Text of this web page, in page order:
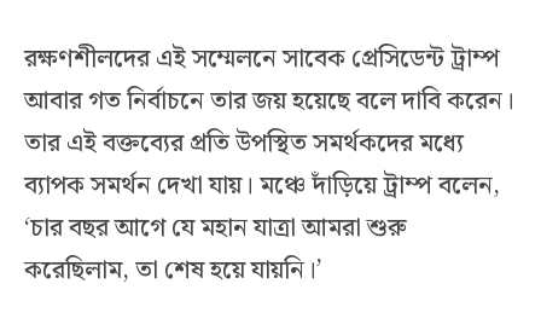
রক্ষণশীলদের এই সম্মেলনে সাবেক প্রেসিডেন্ট ট্রাম্প
আবার গত নির্বাচনে তার জয় হয়েছে বলে দাবি করেন।
তার এই বক্তব্যের প্রতি উপস্থিত সমর্থকদের মধ্যে
ব্যাপক সমর্থন দেখা যায়। মঞ্চে দাঁড়িয়ে ট্রাম্প বলেন,
‘চার বছর আগে যে মহান যাত্রা আমরা শুরু
করেছিলাম, তা শেষ হয়ে যায়নি।’